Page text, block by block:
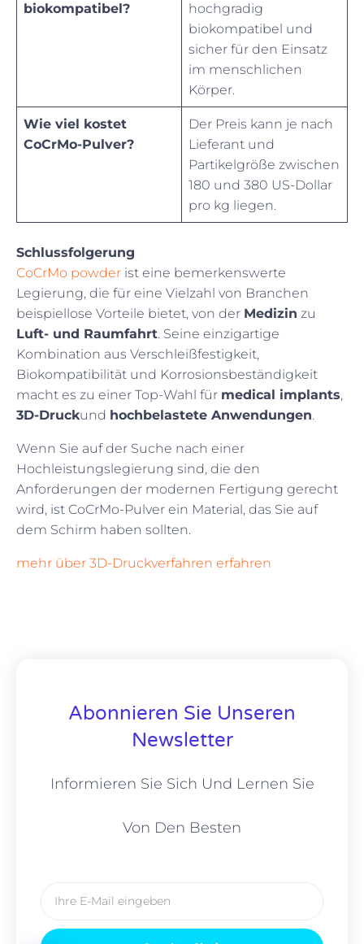
biokompatibel?
hochgradig
biokompatibel und
sicher für den Einsatz
im menschlichen
Körper.
Wie viel kostet
CoCrMo-Pulver?
Der Preis kann je nach
Lieferant und
Partikelgröße zwischen
180 und 380 US-Dollar
pro kg liegen.
Schlussfolgerung
CoCrMo powder ist eine bemerkenswerte
Legierung, die für eine Vielzahl von Branchen
beispiellose Vorteile bietet, von der Medizin zu
Luft- und Raumfahrt. Seine einzigartige
Kombination aus Verschleißfestigkeit,
Biokompatibilität und Korrosionsbeständigkeit
macht es zu einer Top-Wahl für medical implants,
3D-Druckund hochbelastete Anwendungen.
Wenn Sie auf der Suche nach einer
Hochleistungslegierung sind, die den
Anforderungen der modernen Fertigung gerecht
wird, ist CoCrMo-Pulver ein Material, das Sie auf
dem Schirm haben sollten.
mehr über 3D-Druckverfahren erfahren
Abonnieren Sie Unseren
Newsletter
Informieren Sie Sich Und Lernen Sie
Von Den Besten